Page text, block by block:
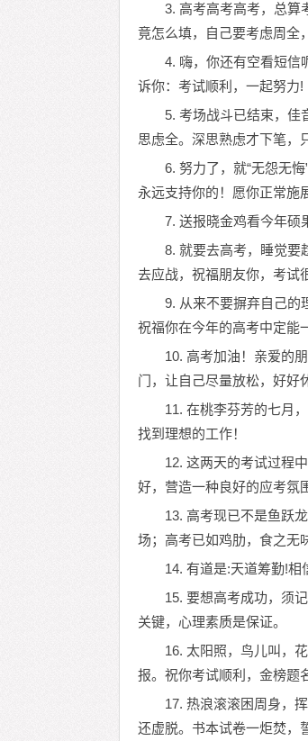
3. 高考高考高考，总算
竟怎么填，自己要考虑周全
4. 嗨，你还有空看短信
诉你：考试顺利，一起努力!
5. 考场战斗已结束，佳
思虑全。深思熟虑才下笔，
6. 努力了，就“无怨无
永远支持你的！愿你正常施
7. 送报晓金鸡看今年硕
8. 就要去高考，睡觉要
去应战，祝福朋友你，考试
9. 从来不要摒弃自己的
祝福你在今年的高考中定能
10. 高考加油！亲爱的
门，让自己尽量放松，好好
11. 在桃李芬芳的七月
找到理想的工作！
12. 这两天的考试过程
好，营造一种良好的应考氛
13. 高考现已不是鱼跃
场；高考已如鸡肋，食之无
14. 有道是:天道筹勤!
15. 要想高考成功，须
关键，心理素质是保证。
16. 太阳照，鸟儿叫，
报。祝你考试顺利，金榜题
17. 热浪滚滚困周身，
还虚脱。书本试卷一炬焚，